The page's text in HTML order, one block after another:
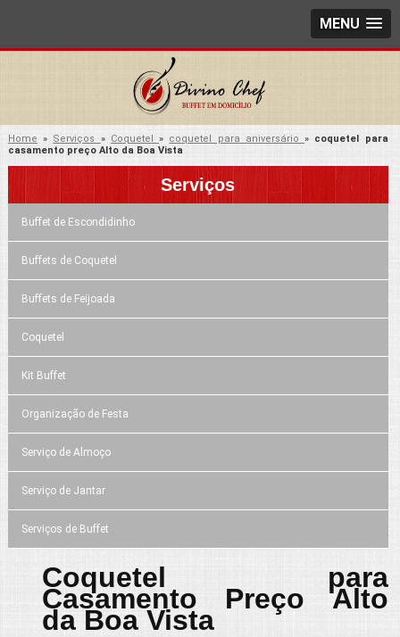
MENU
Home » Serviços » Coquetel» coquetel para aniversário» coquetel para
casamento preço Alto da Boa Vista
Serviços
Buffet de Escondidinho
Buffets de Coquetel
Buffets de Feijoada
Coquetel
Kit Buffet
Organização de Festa
Serviço de Almoço
Serviço de Jantar
Serviços de Buffet
Coquetel para
Casamento Preço Alto
da Boa Vista